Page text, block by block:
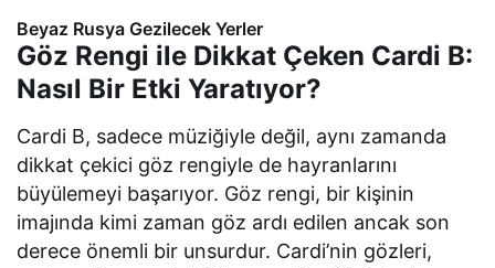
Beyaz Rusya Gezilecek Yerler
Göz Rengi ile Dikkat Çeken Cardi B:
Nasıl Bir Etki Yaratıyor?
Cardi B, sadece müziğiyle değil, aynı zamanda
dikkat çekici göz rengiyle de hayranlarını
büyülemeyi başarıyor. Göz rengi, bir kişinin
imajında kimi zaman göz ardı edilen ancak son
derece önemli bir unsurdur. Cardi’nin gözleri,